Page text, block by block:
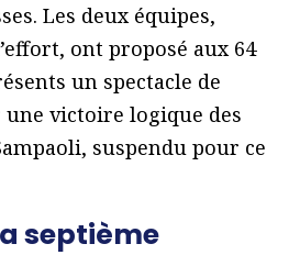
Les deux équipes,
ont proposé aux 64
un spectacle de
victoire logique des
suspendu pour ce
septième